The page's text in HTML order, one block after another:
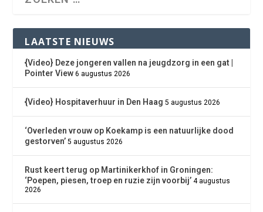
LAATSTE NIEUWS
{Video} Deze jongeren vallen na jeugdzorg in een gat |
Pointer View 6 augustus 2026
{Video} Hospitaverhuur in Den Haag 5 augustus 2026
‘Overleden vrouw op Koekamp is een natuurlijke dood
gestorven’ 5 augustus 2026
Rust keert terug op Martinikerkhof in Groningen:
‘Poepen, piesen, troep en ruzie zijn voorbij’ 4 augustus
2026